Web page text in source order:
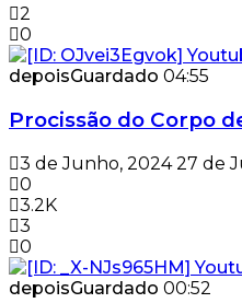
2
0
depoisGuardado 04:55
Procissão do Corpo
3 de Junho, 2024 27 de
0
3.2K
3
0
depoisGuardado 00:52